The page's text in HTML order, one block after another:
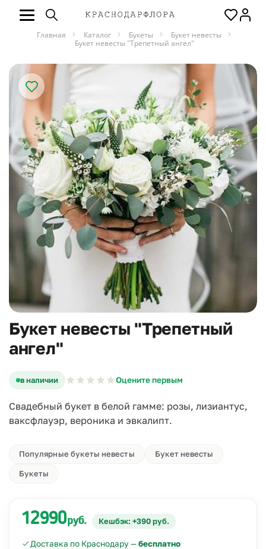
Главная Каталог Букеты
Букет невесты
Букет невесты "Трепетный ангел"
Букет невесты "Трепетный
ангел"
в наличии Оцените первым
Свадебный букет в белой гамме: розы, лизиантус,
ваксфлауэр, вероника и эвкалипт.
Популярные букеты невесты Букет невесты
Букеты
12990руб. Кешбэк: +390 руб.
Доставка по Краснодару —бесплатно